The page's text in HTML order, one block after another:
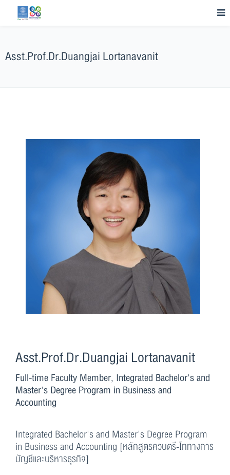
Asst.Prof.Dr.Duangjai Lortanavanit
Asst.Prof.Dr.Duangjai Lortanavanit
Full-time Faculty Member, Integrated Bachelor's and
Master's Degree Program in Business and
Accounting
Integrated Bachelor's and Master's Degree Program
in Business and Accounting [หลักสูตรควบตรี-โททางการ
บัญชีและบริหารธุรกิจ]